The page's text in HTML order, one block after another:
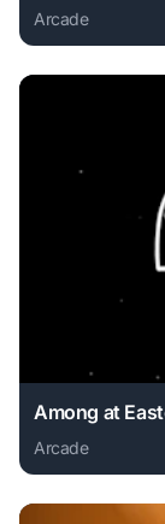
Arcade
Play Evil
Among at
Arcade
Play Among